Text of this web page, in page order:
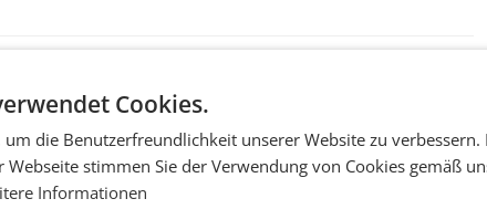
Cookies.
die Benutzerfreundlichkeit unserer Website zu verbessern.
stimmen Sie der Verwendung von Cookies gemäß
Informationen